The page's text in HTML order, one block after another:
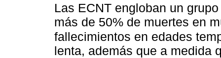
Las ECNT engloban un
más de 50% de muertes en
fallecimientos en edades
lenta, además que a medida